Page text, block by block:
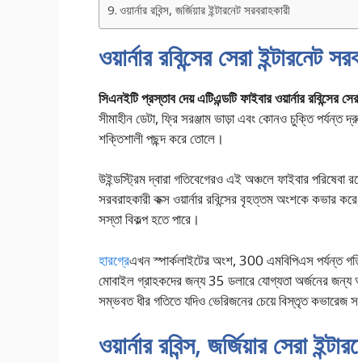
ওয়ার্নার রবিন্স, জর্জিয়ার ইন্টারনেট সরবরাহকারী
ওয়ার্নার রবিন্সের সেরা ইন্টারনেট
সিএনইটি প্রস্তাব দেয়এটিএন্ডটি ফাইবারওয়ার্নার রবিন্সের
সীমাহীন ডেটা, ফ্রি সরঞ্জাম ভাড়া এবং কোনও চুক্তি পর্যন্ত
শক্তিশালী পছন্দ করে তোলে।
উইন্ডস্ট্রিম দ্বারা গতিবেগেরও এই অঞ্চলে ফাইবার
সরবরাহকারী কক্স ওয়ার্নার রবিন্সের বৃহত্তম অংশকে কভার
সস্তা বিকল্প হতে পারে।
হারগ্রেএখন স্পার্কলাইটের অংশ, 300 এমবিপিএস পর্যন্ত
মোবাইল গ্রাহকদের জন্য 35 ডলারে যোগ্যতা অর্জনের জন্য
সম্ভবত ধীর গতিতে যদিও ভেরিজনের চেয়ে বিস্তৃত কভারেজ
ওয়ার্নার রবিন্স, জর্জিয়ার সেরা